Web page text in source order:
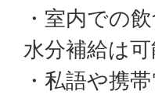
・室内での
水分補給は可
・私語や携